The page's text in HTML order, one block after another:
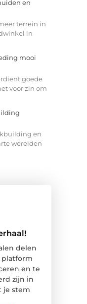
en
terrein in
in
mooi
goede
voor zin om
en
werelden
delen
platform
en te
zijn in
je stem